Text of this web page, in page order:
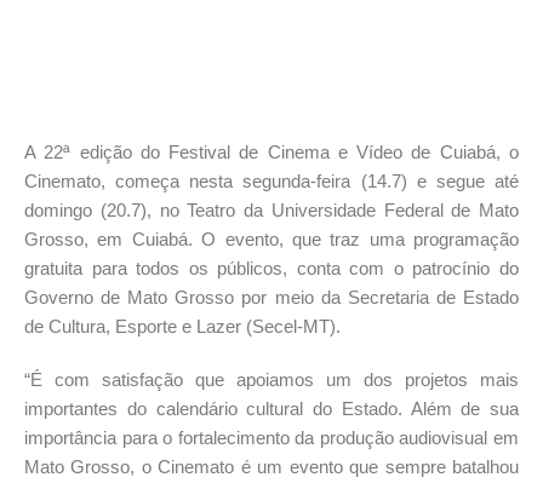
A 22ª edição do Festival de Cinema e Vídeo de Cuiabá, o
Cinemato, começa nesta segunda-feira (14.7) e segue até
domingo (20.7), no Teatro da Universidade Federal de Mato
Grosso, em Cuiabá. O evento, que traz uma programação
gratuita para todos os públicos, conta com o patrocínio do
Governo de Mato Grosso por meio da Secretaria de Estado
de Cultura, Esporte e Lazer (Secel-MT).
“É com satisfação que apoiamos um dos projetos mais
importantes do calendário cultural do Estado. Além de sua
importância para o fortalecimento da produção audiovisual em
Mato Grosso, o Cinemato é um evento que sempre batalhou